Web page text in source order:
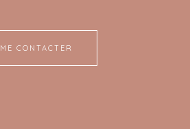
ME CONTACTER